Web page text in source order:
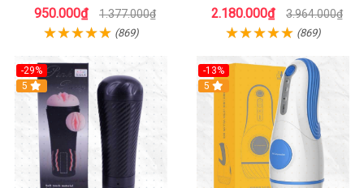
950.000₫ 1.377.000₫
(869)
2.180.000₫ 3.964.000₫
(869)
-29%
5
-13%
5